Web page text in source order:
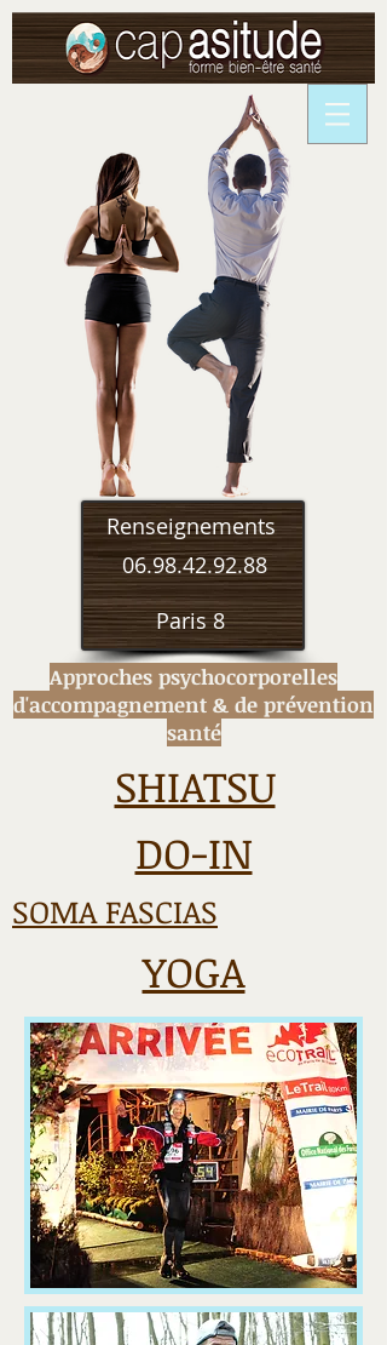
06.98.42.92.88
Renseignements
Paris 8
Approches psychocorporelles
d'accompagnement & de prévention
santé
SHIATSU
DO-IN
SOMA FASCIAS
YOGA